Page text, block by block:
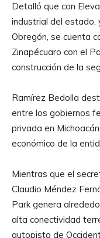
Detalló que con
industrial del estado,
Obregón, se cuenta
Zinapécuaro con el
construcción de la
Ramírez Bedolla
entre los gobiernos
privada en
económico de la
Mientras que el
Claudio Méndez
Park genera
alta conectividad
autopista de